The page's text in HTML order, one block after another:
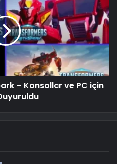
– Konsollar ve PC için